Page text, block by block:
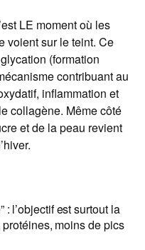
LE moment où les
voient sur le teint. Ce
(formation
contribuant au
inflammation et
collagène. Même côté
et de la peau revient
: l’objectif est surtout la
moins de pics